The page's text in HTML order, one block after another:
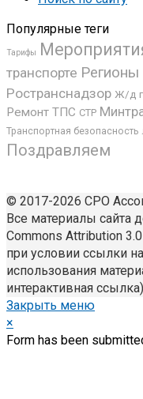
Популярные теги
Тарифы
транспорте Регионы
Ространснадзор Ж/д
Ремонт ТПС СТР
Транспортная безопасность
Поздравляем
© 2017-2026 СРО
Все материалы сайта
Commons Attribution 3.0
при условии ссылки
использования
интерактивная
Закрыть меню
×
Form has been